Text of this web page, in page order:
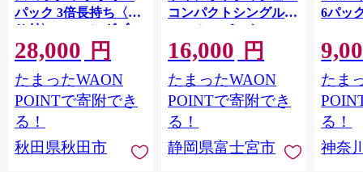
パック 3倍長持ち〈香
り付〉4ロール(ダブ
ル)×12パック 日用品
最短翌日発送 [スコッ
ティ フラワーパック
トイレットペーパー
日本製紙クレシア] 秋
田県秋田市
28,000 円
たまったWAON
POINTで寄附でき
る！
秋田県秋田市
コンパクトシングル 8
ロール×8パック 64ロ
ール 1.5倍巻 82.5m
トイレットペーパー
シングル パルプ100％
香りつき 日用品 消耗
品 備蓄
16,000 円
たまったWAON
POINTで寄附でき
る！
静岡県富士宮市
6パッ
FSCリ
長巻タ
100％
防災
ペー
川県
トペー
たま
る！
神奈